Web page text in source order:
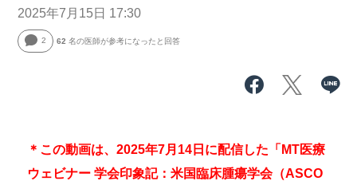
2025年7月15日 17:30
2 62 名の医師が参考になったと回答
＊この動画は、2025年7月14日に配信した「MT医療
ウェビナー 学会印象記：米国臨床腫瘍学会（ASCO